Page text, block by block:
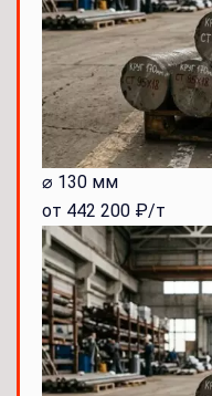
⌀ 130 мм
от 442 200 ₽/т